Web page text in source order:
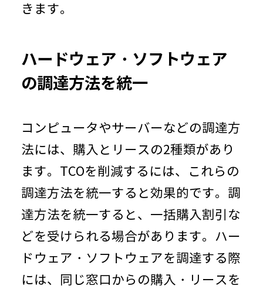
きます。
ハードウェア・ソフトウェア
の調達方法を統一
コンピュータやサーバーなどの調達方
法には、購入とリースの2種類があり
ます。 TCOを削減するには、これらの
調達方法を統一すると効果的です。調
達方法を統一すると、一括購入割引な
どを受けられる場合があります。ハー
ドウェア・ソフトウェアを調達する際
には、同じ窓口からの購入・リースを